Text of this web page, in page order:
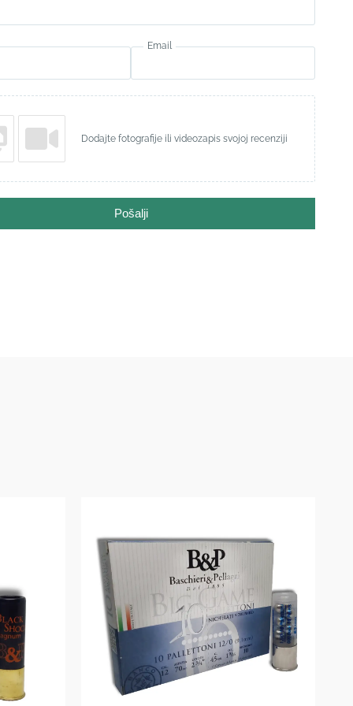
Email
Dodajte fotografije ili videozapis svojoj recenziji
Pošalji